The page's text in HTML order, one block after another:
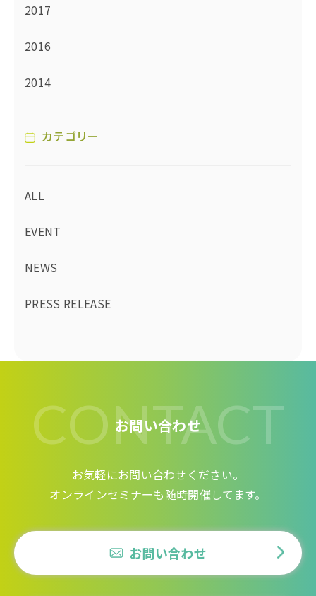
2017
2016
2014
カテゴリー
ALL
EVENT
NEWS
PRESS RELEASE
CONTACT
お問い合わせ
お気軽にお問い合わせください。
オンラインセミナーも随時開催してます。
お問い合わせ